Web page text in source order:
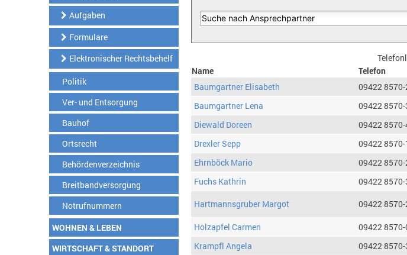
Aufgaben
Formulare
Elektronischer Rechtsbehelf
Politik
Ver- und Entsorgung
Bauhof
Ortsrecht
Behördenverzeichnis
Breitbandversorgung
Notrufnummern
WOHNEN & LEBEN
WIRTSCHAFT & STANDORT
Name
Telefon
Baumgartner Elisabeth
09422 8570-
Baumgartner Lena
09422
Diewald Doreen
09422
Drexler Sepp
09422 8570-
Ehrnböck Mario
09422
Fuchs Kathrin
09422
Hartmannsgruber Margot
09422 8570-
Holzapfel Carmen
09422 8570-
Krampfl Angela
09422 8570-